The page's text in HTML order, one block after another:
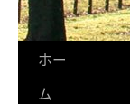
ホー
ム